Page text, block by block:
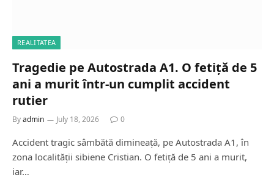
REALITATEA
Tragedie pe Autostrada A1. O fetiță de 5
ani a murit într-un cumplit accident
rutier
Byadmin July 18, 2026 0
Accident tragic sâmbătă dimineață, pe Autostrada A1, în
zona localității sibiene Cristian. O fetiță de 5 ani a murit,
iar…